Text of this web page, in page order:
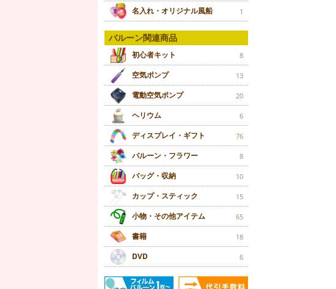
名入れ・オリジナル風船 1
バルーン関連商品
初心者キット 8
空気ポンプ 13
電動空気ポンプ 20
ヘリウム 6
ディスプレイ・ギフト 76
バルーン・フラワー 8
バッグ・収納 10
カップ・スティック 15
小物・その他アイテム 65
書籍 18
DVD 6